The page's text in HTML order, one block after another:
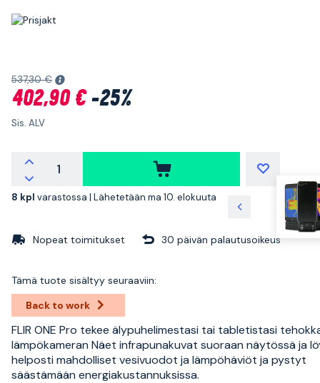
537,30 €
402,90 €-25%
Sis. ALV
8 kpl varastossa | Lähetetään ma 10. elokuuta
Nopeat toimitukset 30 päivän palautusoikeus
Tämä tuote sisältyy seuraaviin:
Back to work
FLIR ONE Pro tekee älypuhelimestasi tai tabletistasi
lämpökameran Näet infrapunakuvat suoraan näytössä ja
helposti mahdolliset vesivuodot ja lämpöhäviöt ja pystyt
säästämään energiakustannuksissa.